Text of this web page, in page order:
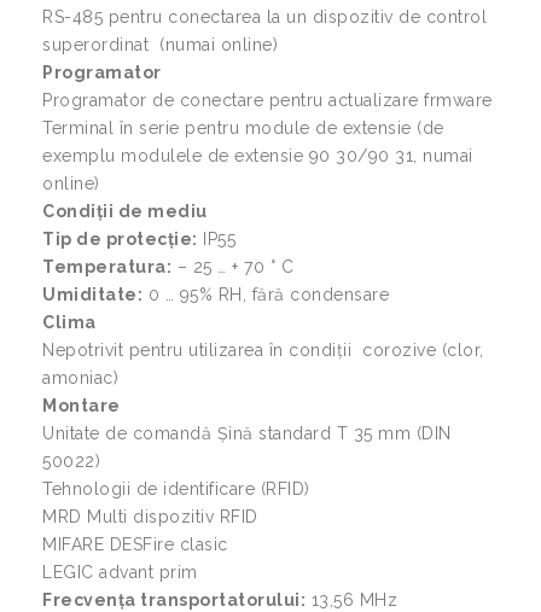
RS-485 pentru conectarea la un dispozitiv de control
superordinat (numai online)
Programator
Programator de conectare pentru actualizare frmware
Terminal în serie pentru module de extensie (de
exemplu modulele de extensie 90 30/90 31, numai
online)
Condiții de mediu
Tip de protecție: IP55
Temperatura: – 25 … + 70 ° C
Umiditate: 0 … 95% RH, fără condensare
Clima
Nepotrivit pentru utilizarea în condiții corozive (clor,
amoniac)
Montare
Unitate de comandă Șină standard T 35 mm (DIN
50022)
Tehnologii de identificare (RFID)
MRD Multi dispozitiv RFID
MIFARE DESFire clasic
LEGIC advant prim
Frecvența transportatorului: 13,56 MHz